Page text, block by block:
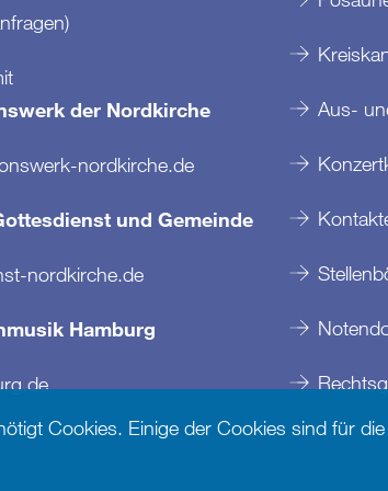
der Nordkirche
nordkirche.de
und Gemeinde
nordkirche.de
Hamburg
Aus-
Cookies. Einige der Cookies sind für